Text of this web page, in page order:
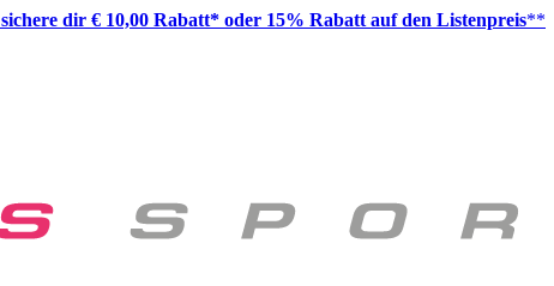
sichere dir € 10,00 Rabatt* oder 15% Rabatt auf den Listenpreis**